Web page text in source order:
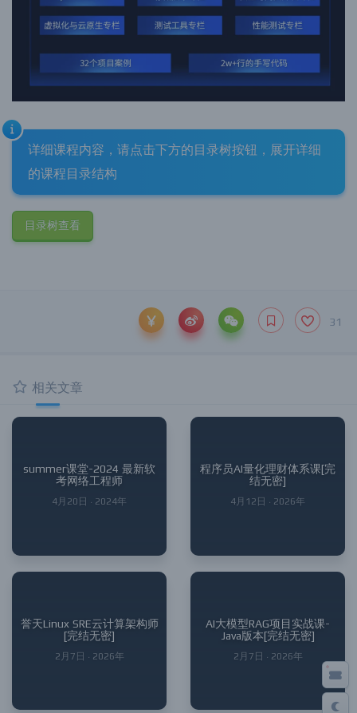
详细课程内容，请点击下方的目录树按钮，展开详细
的课程目录结构
目录树查看
31
相关文章
summer课堂-2024 最新软
考网络工程师
4月20日 · 2024年
程序员AI量化理财体系课[完
结无密]
4月12日 · 2026年
誉天Linux SRE云计算架构师
[完结无密]
2月7日 · 2026年
AI大模型RAG项目实战课-
Java版本[完结无密]
2月7日 · 2026年